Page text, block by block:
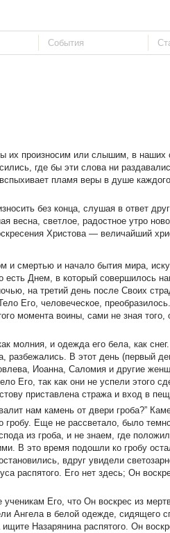
их произносим или слышим, в наших
где бы эти слова ни
пламя веры в душе
без конца, слушая в ответ
весна, светлое, радостное утро
Христова — величайший
и смертью и начало бытия мира,
Днем, в который совершилось
на третий день после Своих
Его, человеческое,
момента воины, сами не зная того,
молния, и одежда его бела, как
разбежались. В этот день (первый
Иоанна, Саломия и другие
Его, так как они не успели этого
приставлена стража и вход в
нам камень от двери гроба?”
Еще не рассветало, было
из гроба, и не знаем, где
В это время подошли ко гробу
вдруг увидели
распятого. Его нет здесь; Он
Его, что Он воскрес из
Ангела в белой одежде, сидящего
Назарянина распятого. Он